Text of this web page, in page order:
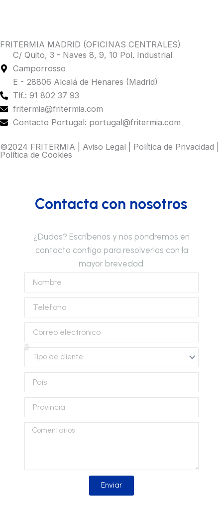
FRITERMIA MADRID (OFICINAS CENTRALES)
C/ Quito, 3 - Naves 8, 9, 10 Pol. Industrial
Camporrosso
E - 28806 Alcalá de Henares (Madrid)
Tlf.: 91 802 37 93
fritermia@fritermia.com
Contacto Portugal: portugal@fritermia.com
©2024 FRITERMIA | Aviso Legal Política de Privacidad
Política de Cookies
Contacta con nosotros
¿Dudas? Escríbenos y nos pondremos en
contacto contigo para resolverlas con la
mayor brevedad.
electrónico
Tipo
cliente
Comentarios
Enviar